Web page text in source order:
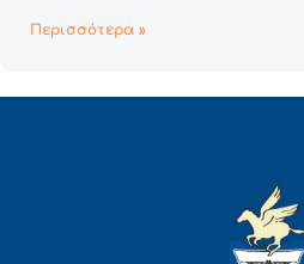
Περισσότερα »